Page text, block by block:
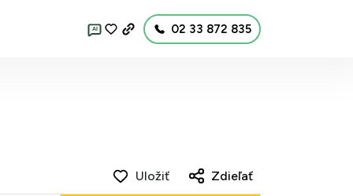
AI 02 33 872 835
Uložiť Zdieľať